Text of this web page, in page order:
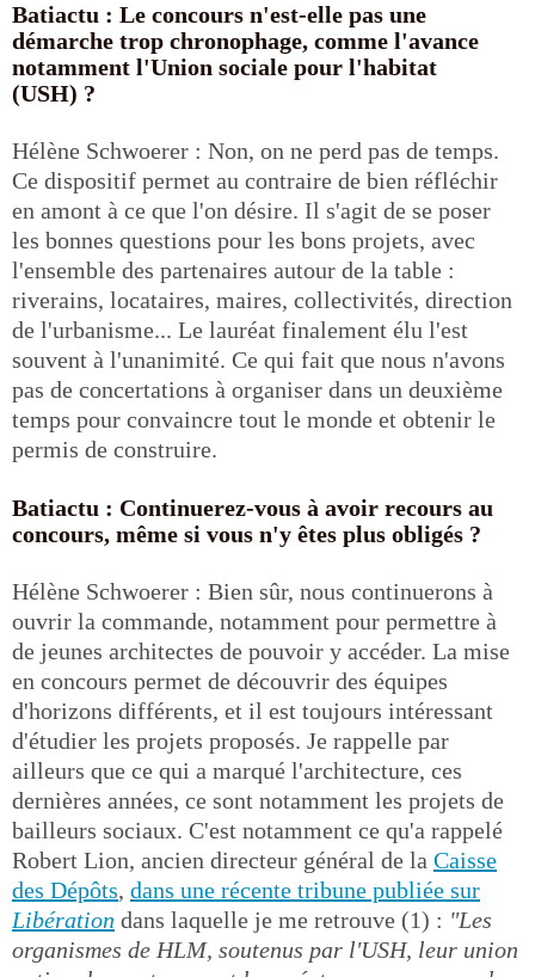
Batiactu : Le concours n'est-elle pas une
démarche trop chronophage, comme l'avance
notamment l'Union sociale pour l'habitat
(USH) ?
Hélène Schwoerer : Non, on ne perd pas de temps.
Ce dispositif permet au contraire de bien réfléchir
en amont à ce que l'on désire. Il s'agit de se poser
les bonnes questions pour les bons projets, avec
l'ensemble des partenaires autour de la table :
riverains, locataires, maires, collectivités, direction
de l'urbanisme... Le lauréat finalement élu l'est
souvent à l'unanimité. Ce qui fait que nous n'avons
pas de concertations à organiser dans un deuxième
temps pour convaincre tout le monde et obtenir le
permis de construire.
Batiactu : Continuerez-vous à avoir recours au
concours, même si vous n'y êtes plus obligés ?
Hélène Schwoerer : Bien sûr, nous continuerons à
ouvrir la commande, notamment pour permettre à
de jeunes architectes de pouvoir y accéder. La mise
en concours permet de découvrir des équipes
d'horizons différents, et il est toujours intéressant
d'étudier les projets proposés. Je rappelle par
ailleurs que ce qui a marqué l'architecture, ces
dernières années, ce sont notamment les projets de
bailleurs sociaux. C'est notamment ce qu'a rappelé
Robert Lion, ancien directeur général de la Caisse
des Dépôts, dans une récente tribune publiée sur
Libération dans laquelle je me retrouve (1) : "Les
organismes de HLM, soutenus par l'USH, leur union